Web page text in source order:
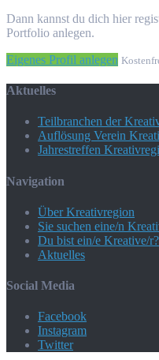
Dann kannst du dich hier
Portfolio anlegen.
Eigenes Profil anlegen
Aktuelles
Teilbranchen der
Auflösung Verein
Jahrestreffen
Navigation
Über Kreativregion
Sie suchen eine/n
Du bist ein/e Kreative/r?
Aktuelles
Social Media
Facebook
Instagram
Twitter